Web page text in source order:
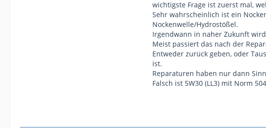
wichtigste Frage ist zuerst mal,
Sehr wahrscheinlich ist ein
Nockenwelle/Hydrostößel.
Irgendwann in naher Zukunft
Meist passiert das nach der
Entweder zurück geben, oder
ist.
Reparaturen haben nur dann
Falsch ist 5W30 (LL3) mit Norm